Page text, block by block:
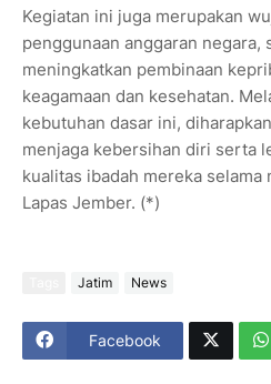
Kegiatan ini juga merupakan
penggunaan anggaran negara,
meningkatkan pembinaan
keagamaan dan kesehatan.
kebutuhan dasar ini,
menjaga kebersihan diri serta
kualitas ibadah mereka selama
Lapas Jember. (*)
Jatim News
Facebook